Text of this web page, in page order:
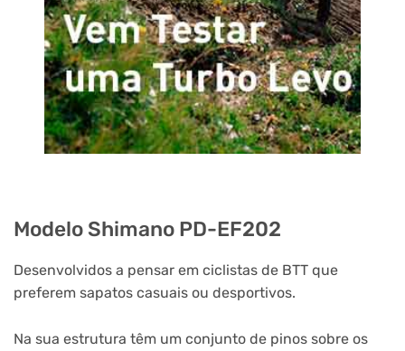
Modelo Shimano PD-EF202
Desenvolvidos a pensar em ciclistas de BTT que
preferem sapatos casuais ou desportivos.
Na sua estrutura têm um conjunto de pinos sobre os